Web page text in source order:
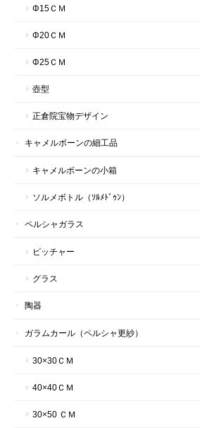
Φ15ＣＭ
Φ20ＣＭ
Φ25ＣＭ
壺型
正倉院宝物デザイン
キャメルボーンの細工品
キャメルボーンの小箱
ソルメボトル（ｿﾙﾒﾄﾞｩﾝ）
ペルシャガラス
ピッチャー
グラス
陶器
ガラムカール（ペルシャ更紗）
30×30ＣＭ
40×40ＣＭ
30×50 ＣＭ